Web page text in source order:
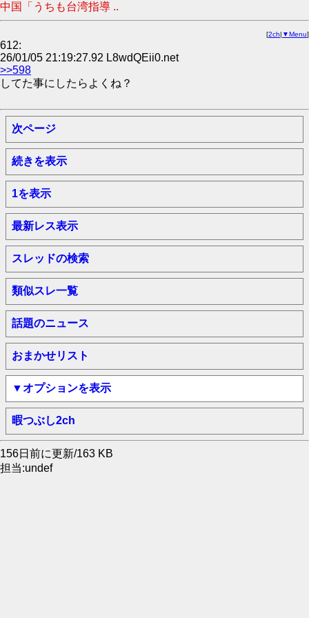
中国「うちも台湾指導 ..
[2ch| ▼Menu]
612:
26/01/05 21:19:27.92 L8wdQEii0.net
>>598
してた事にしたらよくね？
次ページ
続きを表示
1を表示
最新レス表示
スレッドの検索
類似スレ一覧
話題のニュース
おまかせリスト
▼オプションを表示
暇つぶし2ch
156日前に更新/163 KB
担当:undef